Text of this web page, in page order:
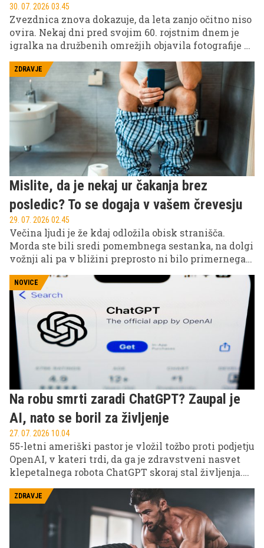
30. 07. 2026 03.45
Zvezdnica znova dokazuje, da leta zanjo očitno niso
ovira. Nekaj dni pred svojim 60. rojstnim dnem je
igralka na družbenih omrežjih objavila fotografije z
pokazala izklesano postavo in navdušila svoje
sledilce.
ZDRAVJE
Mislite, da je nekaj ur čakanja brez
posledic? To se dogaja v vašem črevesju
29. 07. 2026 02.45
Večina ljudi je že kdaj odložila obisk stranišča.
Morda ste bili sredi pomembnega sestanka, na dolgi
vožnji ali pa v bližini preprosto ni bilo primernega
preplah, vendar strokovnjaki opozarjajo, da lahko
redno ignoriranje telesnih signalov sčasoma
povzroči številne težave s prebavo.
NOVICE
Na robu smrti zaradi ChatGPT? Zaupal je
AI, nato se boril za življenje
27. 07. 2026 10.04
55-letni ameriški pastor je vložil tožbo proti podjetju
OpenAI, v kateri trdi, da ga je zdravstveni nasvet
klepetalnega robota ChatGPT skoraj stal življenja.
tednov odvračala od obiska zdravnika, čeprav je
kazal simptome resnega zdravstvenega zapleta.
ZDRAVJE